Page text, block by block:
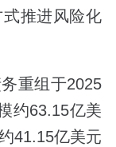
推进风险化
重组于2025
约63.15亿美
41.15亿美元